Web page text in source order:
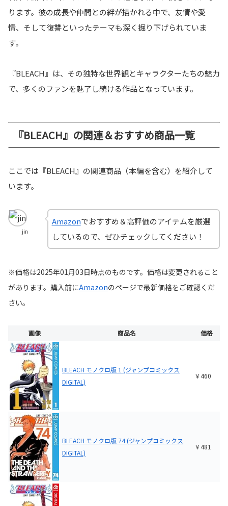
ります。彼の成長や仲間との絆が描かれる中で、友情や愛
情、そして復讐といったテーマも深く掘り下げられていま
す。
『BLEACH』は、その独特な世界観とキャラクターたちの魅力
で、多くのファンを魅了し続ける作品となっています。
『BLEACH』の関連＆おすすめ商品一覧
ここでは『BLEACH』の関連商品（本編を含む）を紹介して
います。
jin
Amazonでおすすめ＆高評価のアイテムを厳選
しているので、ぜひチェックしてください！
※価格は2025年01月03日時点のものです。価格は変更されること
があります。購入前にAmazonのページで最新価格をご確認くだ
さい。
画像 商品名 価格
BLEACH モノクロ版 1 (ジャンプコミックス
DIGITAL)
￥460
BLEACH モノクロ版 74 (ジャンプコミックス
DIGITAL)
￥481